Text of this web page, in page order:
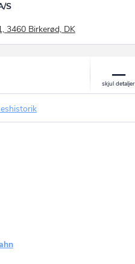
S
3460 Birkerød, DK